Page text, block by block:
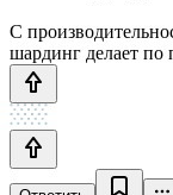
С
шардинг делает по